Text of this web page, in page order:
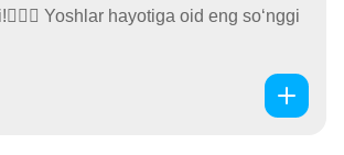
Yoshlar hayotiga oid eng so‘nggi